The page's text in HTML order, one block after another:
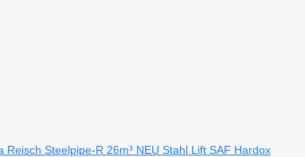
Reisch Steelpipe-R 26m³ NEU Stahl Lift SAF Hardox